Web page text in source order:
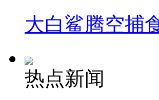
大白鲨腾空捕
热点新闻